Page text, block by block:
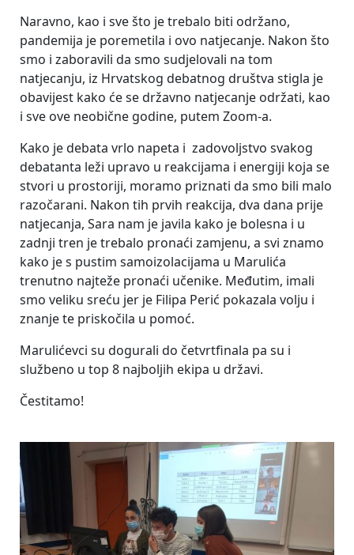
Naravno, kao i sve što je trebalo biti održano,
pandemija je poremetila i ovo natjecanje. Nakon što
smo i zaboravili da smo sudjelovali na tom
natjecanju, iz Hrvatskog debatnog društva stigla je
obavijest kako će se državno natjecanje održati, kao
i sve ove neobične godine, putem Zoom-a.
Kako je debata vrlo napeta i zadovoljstvo svakog
debatanta leži upravo u reakcijama i energiji koja se
stvori u prostoriji, moramo priznati da smo bili malo
razočarani. Nakon tih prvih reakcija, dva dana prije
natjecanja, Sara nam je javila kako je bolesna i u
zadnji tren je trebalo pronaći zamjenu, a svi znamo
kako je s pustim samoizolacijama u Marulića
trenutno najteže pronaći učenike. Međutim, imali
smo veliku sreću jer je Filipa Perić pokazala volju i
znanje te priskočila u pomoć.
Marulićevci su dogurali do četvrtfinala pa su i
službeno u top 8 najboljih ekipa u državi.
Čestitamo!